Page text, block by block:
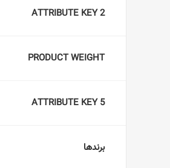
ATTRIBUTE KEY 2
PRODUCT WEIGHT
ATTRIBUTE KEY 5
برندها